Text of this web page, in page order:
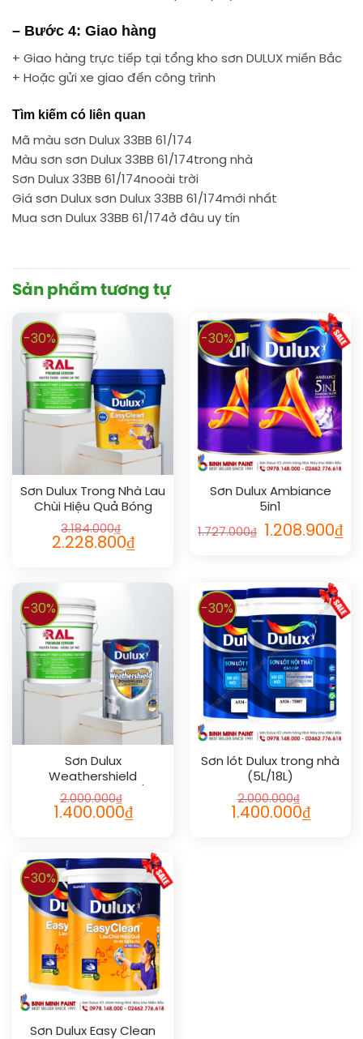
– Bước 4: Giao hàng
+ Giao hàng trực tiếp tại tổng kho sơn DULUX miền Bắc
+ Hoặc gửi xe giao đến công trình
Tìm kiếm có liên quan
Mã màu sơn Dulux 33BB 61/174
Màu sơn sơn Dulux 33BB 61/174trong nhà
Sơn Dulux 33BB 61/174nooài trời
Giá sơn Dulux sơn Dulux 33BB 61/174mới nhất
Mua sơn Dulux 33BB 61/174ở đâu uy tín
Sản phẩm tương tự
-30%
Sơn Dulux Trong Nhà Lau
Chùi Hiệu Quả Bóng
3.184.000₫
2.228.800₫
-30%
Sơn Dulux Ambiance
5in1
1.727.000₫ 1.208.900₫
-30%
Sơn Dulux
Weathershield
Powerflexx Bóng (1L/5L)
2.000.000₫
1.400.000₫
-30%
Sơn lót Dulux trong nhà
(5L/18L)
2.000.000₫
1.400.000₫
-30%
Sơn Dulux Easy Clean